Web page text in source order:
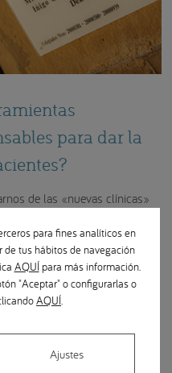
para dar la
de las «nuevas clínicas»
basada en publicidades
final, sobrevivirán los que
continuada y la gestión
es importante que no
pacientes nos respeten, ya
para fines analíticos en
tus hábitos de navegación
AQUÍpara más información.
"Aceptar" o configurarlas o
AQUÍ
Ajustes